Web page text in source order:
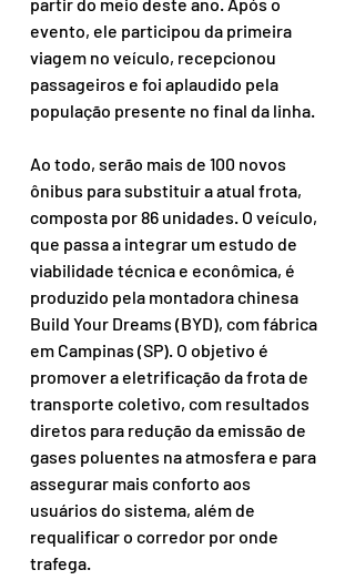
evento, ele participou da primeira
viagem no veículo, recepcionou
passageiros e foi aplaudido pela
população presente no final da linha.
Ao todo, serão mais de 100 novos
ônibus para substituir a atual frota,
composta por 86 unidades. O veículo,
que passa a integrar um estudo de
viabilidade técnica e econômica, é
produzido pela montadora chinesa
Build Your Dreams (BYD), com fábrica
em Campinas (SP). O objetivo é
promover a eletrificação da frota de
transporte coletivo, com resultados
diretos para redução da emissão de
gases poluentes na atmosfera e para
assegurar mais conforto aos
usuários do sistema, além de
requalificar o corredor por onde
trafega.